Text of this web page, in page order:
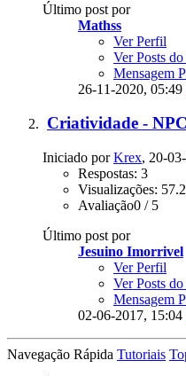
Último post por
Mathss
Ver Perfil
Ver Posts
Mensagem
26-11-2020, 05:49
Criatividade -
Iniciado porKrex, 20-
Respostas: 3
Visualizações:
Avaliação0 / 5
Último post por
Jesuino Imorrivel
Ver Perfil
Ver Posts
Mensagem
02-06-2017, 15:04
Navegação Rápida Tutoriais